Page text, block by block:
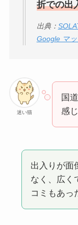
折での出
出典：
Google マ
迷い猫
国
感
出入りが面
なく、広く
コミもあっ